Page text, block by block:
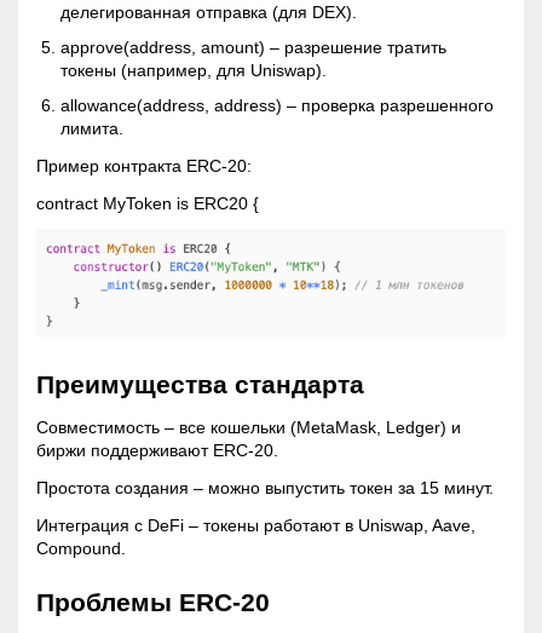
делегированная отправка (для DEX).
approve(address, amount) – разрешение тратить
токены (например, для Uniswap).
allowance(address, address) – проверка разрешенного
лимита.
Пример контракта ERC-20:
contract MyToken is ERC20 {
Преимущества стандарта
Совместимость – все кошельки (MetaMask, Ledger) и
биржи поддерживают ERC-20.
Простота создания – можно выпустить токен за 15 минут.
Интеграция с DeFi – токены работают в Uniswap, Aave,
Compound.
Проблемы ERC-20